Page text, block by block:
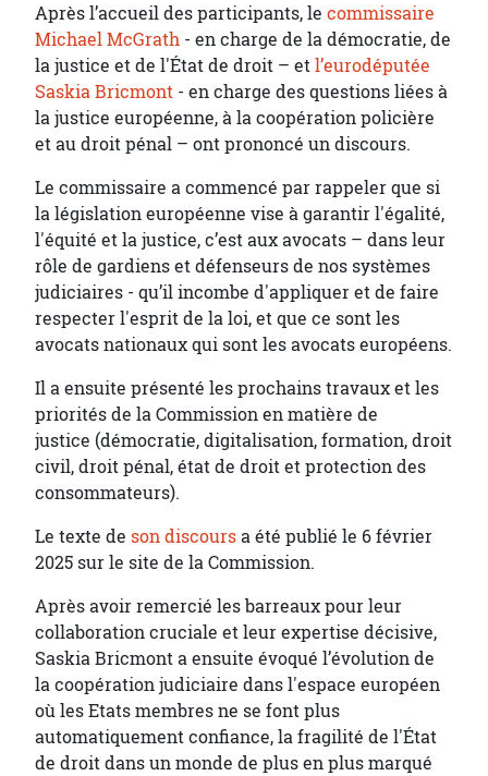
Après l’accueil des participants, le commissaire
Michael McGrath - en charge de la démocratie, de
la justice et de l'État de droit – etl’eurodéputée
Saskia Bricmont - en charge des questions liées à
la justice européenne, à la coopération policière
et au droit pénal – ont prononcé un discours.
Le commissaire a commencé par rappeler que si
la législation européenne vise à garantir l'égalité,
l'équité et la justice, c’est aux avocats – dans leur
rôle de gardiens et défenseurs de nos systèmes
judiciaires - qu’il incombe d'appliquer et de faire
respecter l'esprit de la loi, et que ce sont les
avocats nationaux qui sont les avocats européens.
Il a ensuite présenté les prochains travaux et les
priorités de la Commission en matière de
justice (démocratie, digitalisation, formation, droit
civil, droit pénal, état de droit et protection des
consommateurs).
Le texte de son discoursa été publié le 6 février
2025 sur le site de la Commission.
Après avoir remercié les barreaux pour leur
collaboration cruciale et leur expertise décisive,
Saskia Bricmont a ensuite évoqué l’évolution de
la coopération judiciaire dans l'espace européen
où les Etats membres ne se font plus
automatiquement confiance, la fragilité de l'État
de droit dans un monde de plus en plus marqué